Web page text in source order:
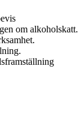
om alkoholskatt.